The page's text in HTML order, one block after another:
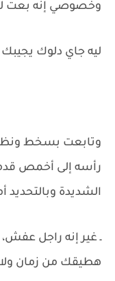
وخصوصي إنه بعت
ليه جاي دلوك
وتابعت بسخط
رأسه إلى أخمص
الشديدة وبالتحديد
ـ غير إنه راجل
هطيقك من زمان